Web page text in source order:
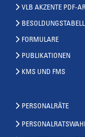
VLB AKZENTE PDF-
FORMULARE
PUBLIKATIONEN
KMS UND FMS
PERSONALRÄTE